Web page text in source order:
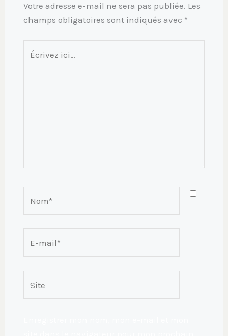
Votre adresse e-mail ne sera pas publiée. Les
champs obligatoires sont indiqués avec *
ici…